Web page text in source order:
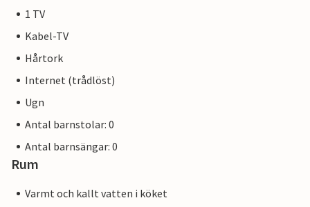
1 TV
Kabel-TV
Hårtork
Internet (trådlöst)
Ugn
Antal barnstolar: 0
Antal barnsängar: 0
Rum
Varmt och kallt vatten i köket